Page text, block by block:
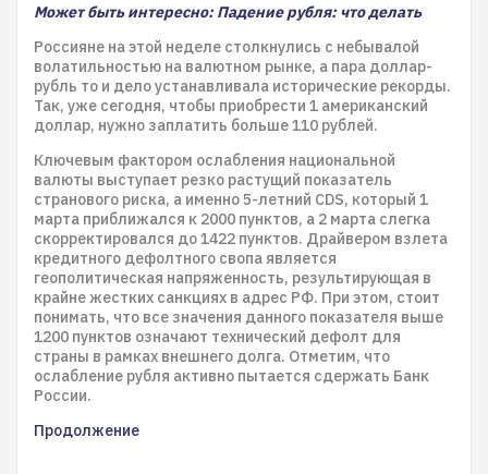
Может быть интересно: Падение рубля: что делать
Россияне на этой неделе столкнулись с небывалой
волатильностью на валютном рынке, а пара доллар-
рубль то и дело устанавливала исторические рекорды.
Так, уже сегодня, чтобы приобрести 1 американский
доллар, нужно заплатить больше 110 рублей.
Ключевым фактором ослабления национальной
валюты выступает резко растущий показатель
странового риска, а именно 5-летний CDS, который 1
марта приближался к 2000 пунктов, а 2 марта слегка
скорректировался до 1422 пунктов. Драйвером взлета
кредитного дефолтного свопа является
геополитическая напряженность, результирующая в
крайне жестких санкциях в адрес РФ. При этом, стоит
понимать, что все значения данного показателя выше
1200 пунктов означают технический дефолт для
страны в рамках внешнего долга. Отметим, что
ослабление рубля активно пытается сдержать Банк
России.
Продолжение